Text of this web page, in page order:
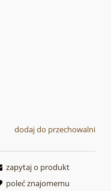
dodaj do przechowalni
zapytaj o produkt
poleć znajomemu